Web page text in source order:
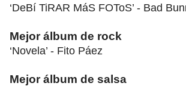
‘DeBí TiRAR MáS FOToS’ - Bad
Mejor álbum de rock
‘Novela’ - Fito Páez
Mejor álbum de salsa